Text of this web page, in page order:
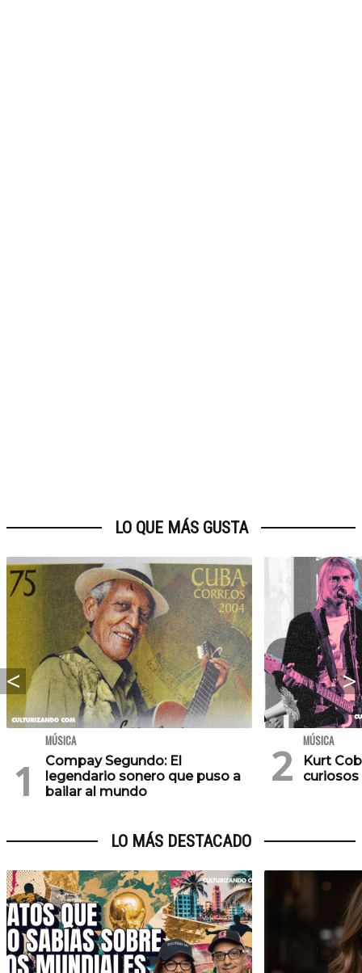
LO QUE MÁS GUSTA
MÚSICA
Compay Segundo: El
legendario sonero que puso a
bailar al mundo
MÚSICA
Kurt
curiosos
LO MÁS DESTACADO